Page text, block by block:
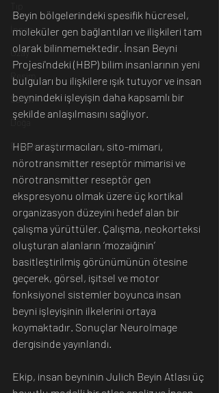
İnsan
Uzay
Resim
Sanat
Doğa
Fotoğrafçılık
Beyin bölgelerindeki spesifik hücresel,
moleküler gen bağlantıları ve ilişkileri tam
olarak bilinmemektedir. İnsan Beyni
Projesi'ndeki (HBP) bilim insanlarının yeni
bulguları bu ilişkilere ışık tutuyor ve insan
beynindeki işleyişin daha kapsamlı bir
şekilde anlaşılmasını sağlıyor.
HBP araştırmacıları, sito-mimari,
nörotransmitter reseptör mimarisi ve
nörotransmitter reseptör gen
ekspresyonu olmak üzere üç kortikal
organizasyon düzeyini hedef alan bir
çalışma yürüttüler. Çalışma, neokorteksi
oluşturan alanların ‘mozaiğinin’
basitleştirilmiş görünümünün ötesine
geçerek, görsel, işitsel ve motor
fonksiyonel sistemler boyunca insan
beyni işleyişinin ilkelerini ortaya
koymaktadır. Sonuçlar NeuroImage
dergisinde yayınlandı.
Ekip, insan beyninin Julich Beyin Atlası üç